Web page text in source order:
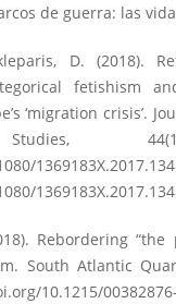
de guerra: las
D. (2018).
fetishism
‘migration crisis’.
Rebordering “the
South Atlantic
10.1215/